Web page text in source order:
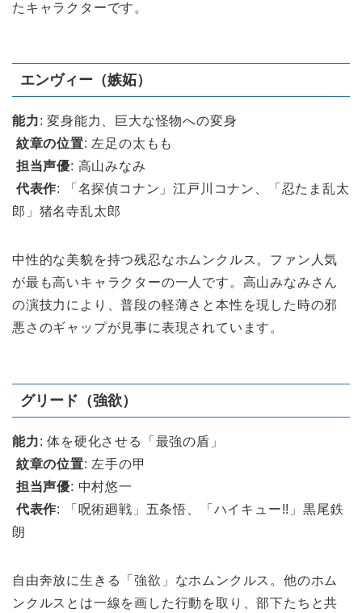
たキャラクターです。
エンヴィー（嫉妬）
能力: 変身能力、巨大な怪物への変身
紋章の位置: 左足の太もも
担当声優: 高山みなみ
代表作: 「名探偵コナン」江戸川コナン、「忍たま乱太
郎」猪名寺乱太郎
中性的な美貌を持つ残忍なホムンクルス。ファン人気
が最も高いキャラクターの一人です。高山みなみさん
の演技力により、普段の軽薄さと本性を現した時の邪
悪さのギャップが見事に表現されています。
グリード（強欲）
能力: 体を硬化させる「最強の盾」
紋章の位置: 左手の甲
担当声優: 中村悠一
代表作: 「呪術廻戦」五条悟、「ハイキュー!!」黒尾鉄
朗
自由奔放に生きる「強欲」なホムンクルス。他のホム
ンクルスとは一線を画した行動を取り、部下たちと共